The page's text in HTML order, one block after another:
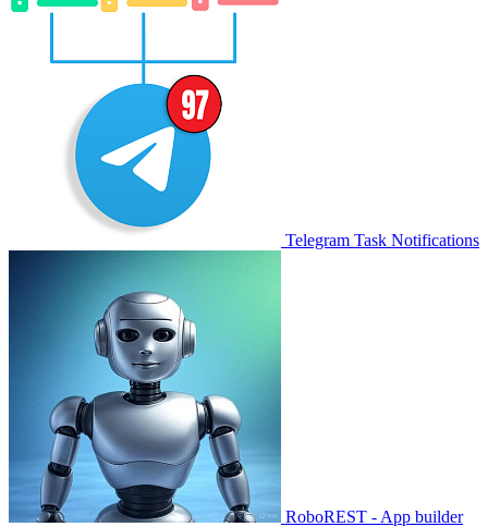
Telegram Task Notifications
RoboREST - App builder